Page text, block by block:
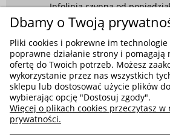
Infolinia czynna od
w godzinach 9.00 -
881 703
E-mail:
Sklepy
ul. Składowa 26, 34-400
ul. Żywiecka 91, 43-300
Dbamy o Twoją
Pliki cookies i pokrewne im
poprawne działanie strony i pomagają
ofertę do Twoich potrzeb. Możesz
wykorzystanie przez nas wszystkich
sklepu lub dostosować użycie plików
wybierając opcję "Dostosuj zgody".
Więcej o plikach cookies przeczytasz w
prywatności.